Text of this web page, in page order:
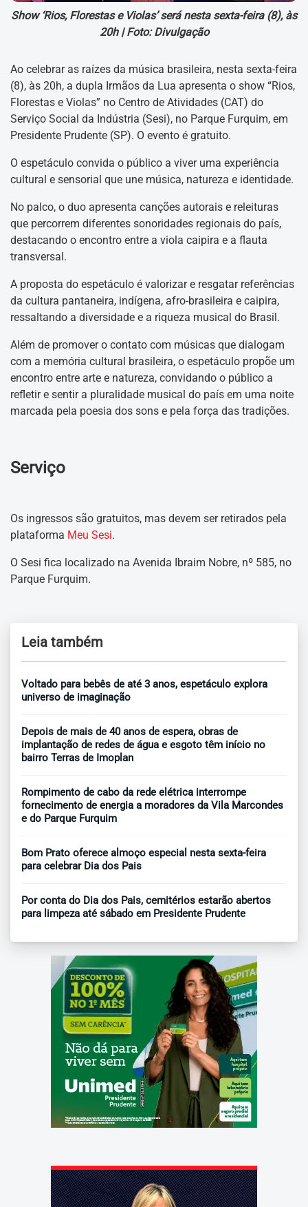
Show ‘Rios, Florestas e Violas’ será nesta sexta-feira (8), às
20h | Foto: Divulgação
Ao celebrar as raízes da música brasileira, nesta sexta-feira
(8), às 20h, a dupla Irmãos da Lua apresenta o show “Rios,
Florestas e Violas” no Centro de Atividades (CAT) do
Serviço Social da Indústria (Sesi), no Parque Furquim, em
Presidente Prudente (SP). O evento é gratuito.
O espetáculo convida o público a viver uma experiência
cultural e sensorial que une música, natureza e identidade.
No palco, o duo apresenta canções autorais e releituras
que percorrem diferentes sonoridades regionais do país,
destacando o encontro entre a viola caipira e a flauta
transversal.
A proposta do espetáculo é valorizar e resgatar referências
da cultura pantaneira, indígena, afro-brasileira e caipira,
ressaltando a diversidade e a riqueza musical do Brasil.
Além de promover o contato com músicas que dialogam
com a memória cultural brasileira, o espetáculo propõe um
encontro entre arte e natureza, convidando o público a
refletir e sentir a pluralidade musical do país em uma noite
marcada pela poesia dos sons e pela força das tradições.
Serviço
Os ingressos são gratuitos, mas devem ser retirados pela
plataforma Meu Sesi.
O Sesi fica localizado na Avenida Ibraim Nobre, nº 585, no
Parque Furquim.
Leia também
Voltado para bebês de até 3 anos, espetáculo explora
universo de imaginação
Depois de mais de 40 anos de espera, obras de
implantação de redes de água e esgoto têm início no
bairro Terras de Imoplan
Rompimento de cabo da rede elétrica interrompe
fornecimento de energia a moradores da Vila Marcondes
e do Parque Furquim
Bom Prato oferece almoço especial nesta sexta-feira
para celebrar Dia dos Pais
Por conta do Dia dos Pais, cemitérios estarão abertos
para limpeza até sábado em Presidente Prudente